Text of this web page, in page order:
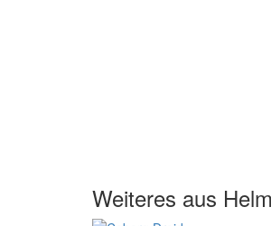
Weiteres aus